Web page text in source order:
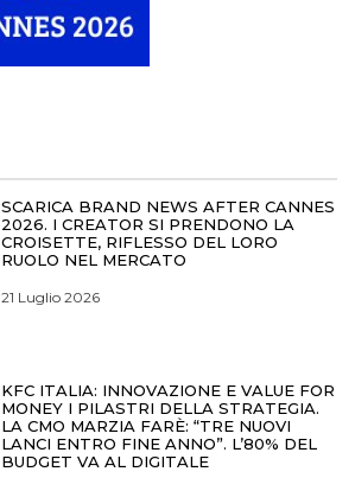
SCARICA BRAND NEWS AFTER CANNES
2026. I CREATOR SI PRENDONO LA
CROISETTE, RIFLESSO DEL LORO
RUOLO NEL MERCATO
21 Luglio 2026
KFC ITALIA: INNOVAZIONE E VALUE FOR
MONEY I PILASTRI DELLA STRATEGIA.
LA CMO MARZIA FARÈ: “TRE NUOVI
LANCI ENTRO FINE ANNO”. L’80% DEL
BUDGET VA AL DIGITALE